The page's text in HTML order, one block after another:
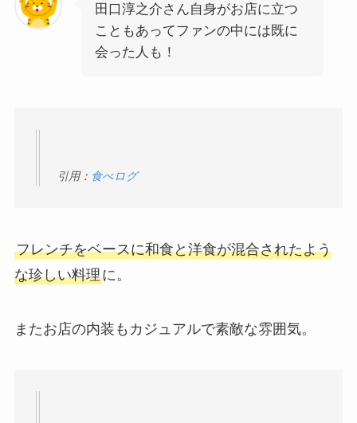
田口淳之介さん自身がお店に立つ
こともあってファンの中には既に
会った人も！
引用： 食べログ
フレンチをベースに和食と洋食が混合されたよう
な珍しい料理に。
またお店の内装もカジュアルで素敵な雰囲気。